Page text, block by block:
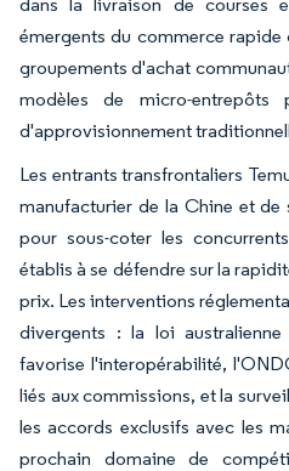
émergents du commerce
groupements d'achat
modèles de micro-entrepôts
d'approvisionnement
Les entrants transfrontaliers
manufacturier de la Chine et de
pour sous-coter les
établis à se défendre sur la
prix. Les interventions
divergents : la loi
favorise l'interopérabilité,
liés aux commissions, et la
les accords exclusifs avec les
prochain domaine de